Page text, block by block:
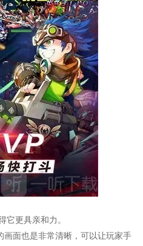
它更具亲和力。
面也是非常清晰，可以让玩家手